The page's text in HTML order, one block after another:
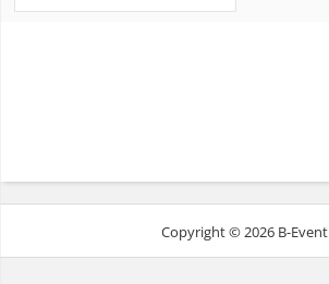
Copyright © 2026 B-Event